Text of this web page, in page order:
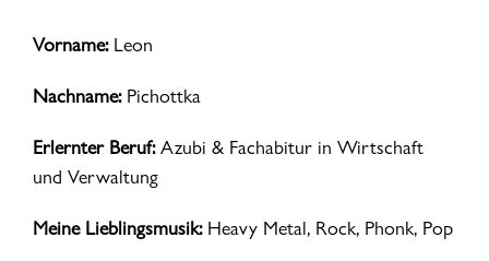
Vorname:Leon
Nachname:Pichottka
Erlernter Beruf:Azubi & Fachabitur in Wirtschaft
und Verwaltung
Meine Lieblingsmusik:Heavy Metal, Rock, Phonk, Pop